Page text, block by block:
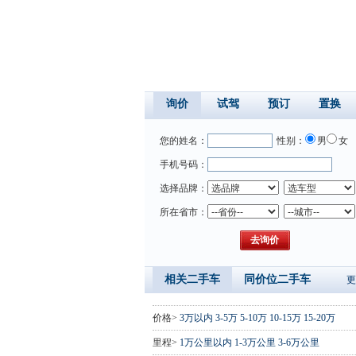
询价 试驾 预订 置换
您的姓名： 性别： 男 女
手机号码：
选择品牌：
所在省市：
相关二手车 同价位二手车
价格> 3万以内 3-5万 5-10万 10-15万 15-20万
里程> 1万公里以内 1-3万公里 3-6万公里